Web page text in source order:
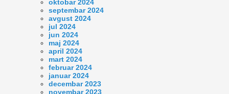
oktobar 2024
septembar 2024
avgust 2024
jul 2024
jun 2024
maj 2024
april 2024
mart 2024
februar 2024
januar 2024
decembar 2023
novembar 2023